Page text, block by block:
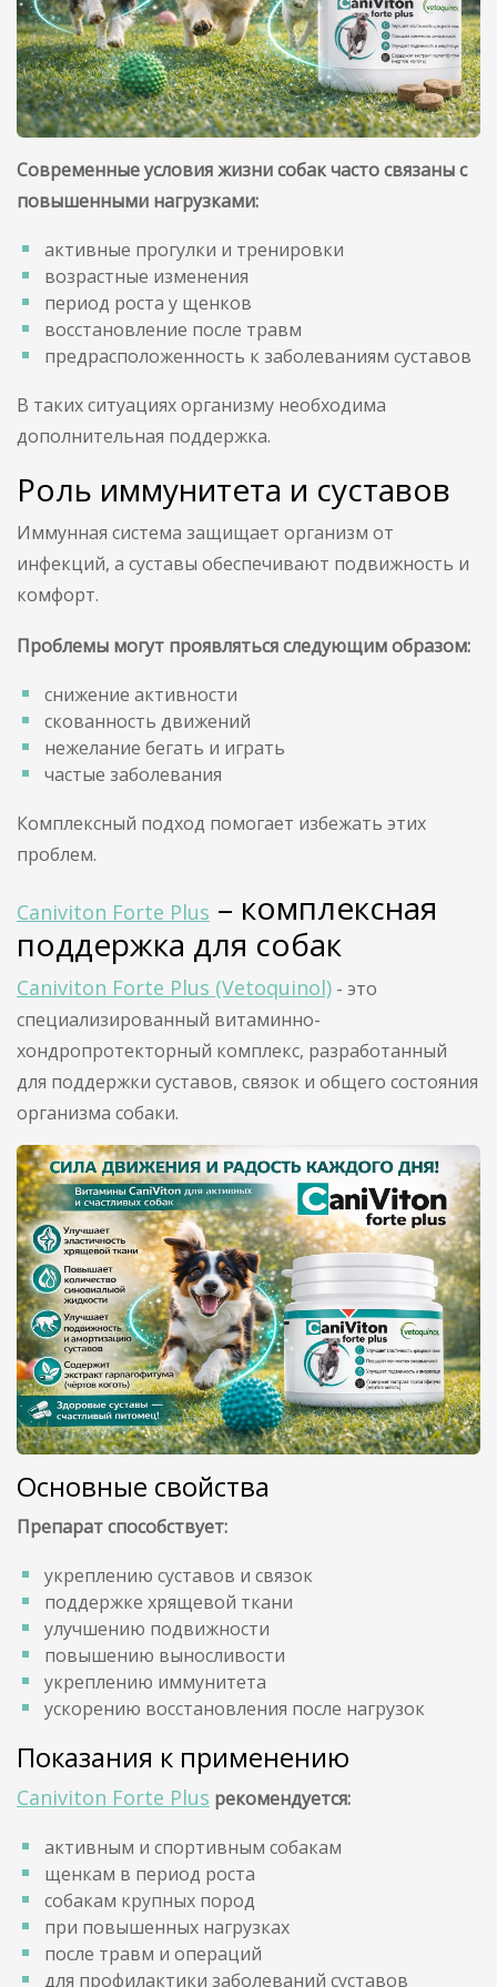
Современные условия жизни собак часто связаны с
повышенными нагрузками:
активные прогулки и тренировки
возрастные изменения
период роста у щенков
восстановление после травм
предрасположенность к заболеваниям суставов
В таких ситуациях организму необходима
дополнительная поддержка.
Роль иммунитета и суставов
Иммунная система защищает организм от
инфекций, а суставы обеспечивают подвижность и
комфорт.
Проблемы могут проявляться следующим образом:
снижение активности
скованность движений
нежелание бегать и играть
частые заболевания
Комплексный подход помогает избежать этих
проблем.
Caniviton Forte Plus – комплексная
поддержка для собак
Caniviton Forte Plus (Vetoquinol) - это
специализированный витаминно-
хондропротекторный комплекс, разработанный
для поддержки суставов, связок и общего состояния
организма собаки.
Основные свойства
Препарат способствует:
укреплению суставов и связок
поддержке хрящевой ткани
улучшению подвижности
повышению выносливости
укреплению иммунитета
ускорению восстановления после нагрузок
Показания к применению
Caniviton Forte Plus рекомендуется:
активным и спортивным собакам
щенкам в период роста
собакам крупных пород
при повышенных нагрузках
после травм и операций
для профилактики заболеваний суставов